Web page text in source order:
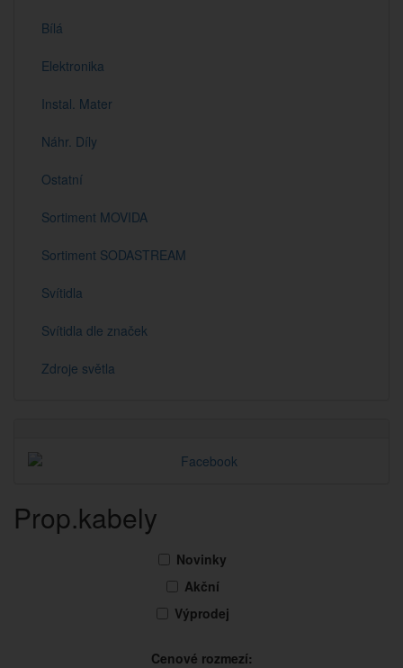
Bílá
Elektronika
Instal. Mater
Náhr. Díly
Ostatní
Sortiment MOVIDA
Sortiment SODASTREAM
Svítidla
Svítidla dle značek
Zdroje světla
Prop.kabely
Novinky
Akční
Výprodej
Cenové rozmezí: